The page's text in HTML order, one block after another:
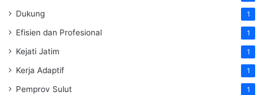
Dukung 1
Efisien dan Profesional 1
Kejati Jatim 1
Kerja Adaptif 1
Pemprov Sulut 1